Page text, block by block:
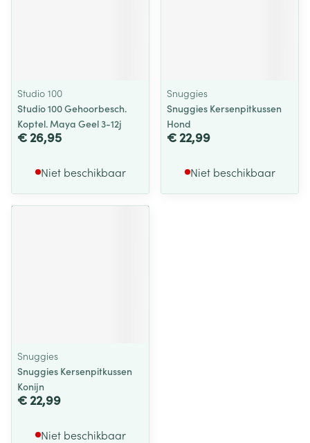
Studio 100
Studio 100 Gehoorbesch.
Koptel. Maya Geel 3-12j
€ 26,95
Niet beschikbaar
Snuggies
Snuggies Kersenpitkussen
Hond
€ 22,99
Niet beschikbaar
Snuggies
Snuggies Kersenpitkussen
Konijn
€ 22,99
Niet beschikbaar